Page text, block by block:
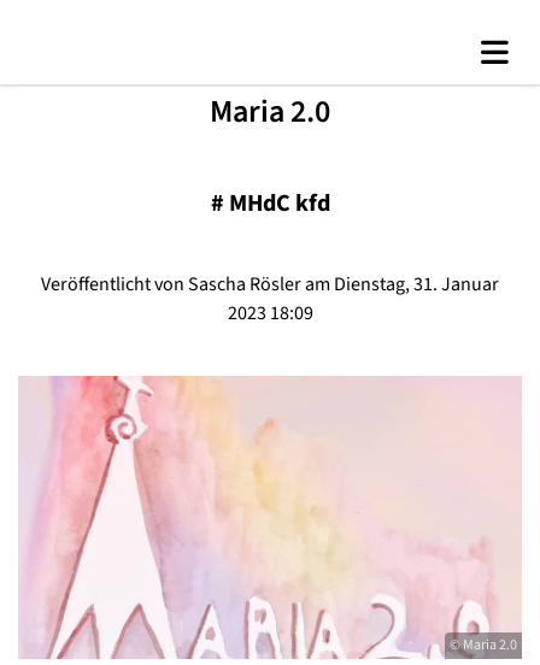
Maria 2.0
# MHdC kfd
Veröffentlicht von Sascha Rösler am Dienstag, 31. Januar
2023 18:09
© Maria 2.0